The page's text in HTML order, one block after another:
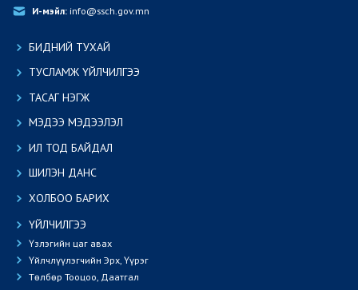
И-мэйл: info@ssch.gov.mn
БИДНИЙ ТУХАЙ
ТУСЛАМЖ ҮЙЛЧИЛГЭЭ
ТАСАГ НЭГЖ
МЭДЭЭ МЭДЭЭЛЭЛ
ИЛ ТОД БАЙДАЛ
ШИЛЭН ДАНС
ХОЛБОО БАРИХ
ҮЙЛЧИЛГЭЭ
Үзлэгийн цаг авах
Үйлчлүүлэгчийн Эрх, Үүрэг
Төлбөр Тооцоо, Даатгал